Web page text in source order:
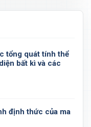
tổng quát tính thể
bất kì và các
định thức của ma